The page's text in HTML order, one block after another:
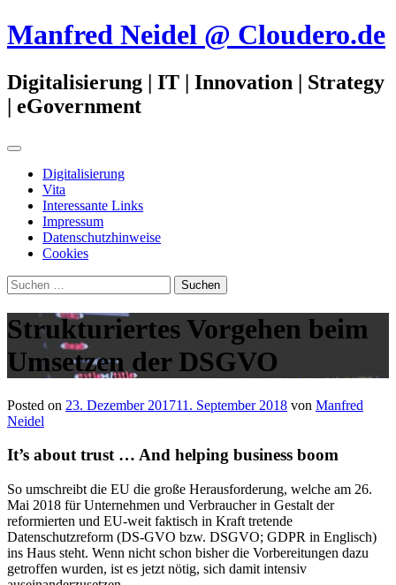
Zum
Inhalt
Manfred Neidel @ Cloudero.de
Digitalisierung | IT | Innovation | Strategy
| eGovernment
Primäres
Digitalisierung
Vita
Interessante Links
Impressum
Datenschutzhinweise
Cookies
Suchen
nach:
Strukturiertes Vorgehen beim
Umsetzen der DSGVO
Posted on 23. Dezember 201711. September 2018 von Manfred
Neidel
It’s about trust … And helping business boom
So umschreibt die EU die große Herausforderung, welche am 26.
Mai 2018 für Unternehmen und Verbraucher in Gestalt der
reformierten und EU-weit faktisch in Kraft tretende
Datenschutzreform (DS-GVO bzw. DSGVO; GDPR in Englisch)
ins Haus steht. Wenn nicht schon bisher die Vorbereitungen dazu
getroffen wurden, ist es jetzt nötig, sich damit intensiv